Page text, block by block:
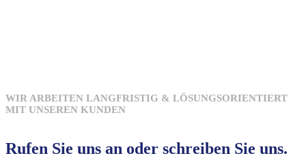
WIR ARBEITEN LANGFRISTIG & LÖSUNGSORIENTIERT
MIT UNSEREN KUNDEN
Rufen Sie uns an oder schreiben Sie uns.